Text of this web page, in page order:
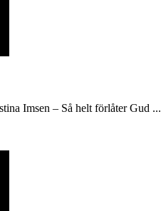
Imsen – Så helt förlåter Gud ...